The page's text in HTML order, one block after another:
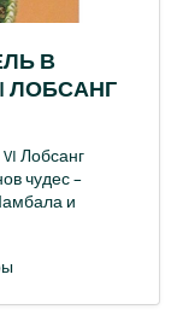
В
ЛОБСАНГ
Лобсанг
чудес –
и